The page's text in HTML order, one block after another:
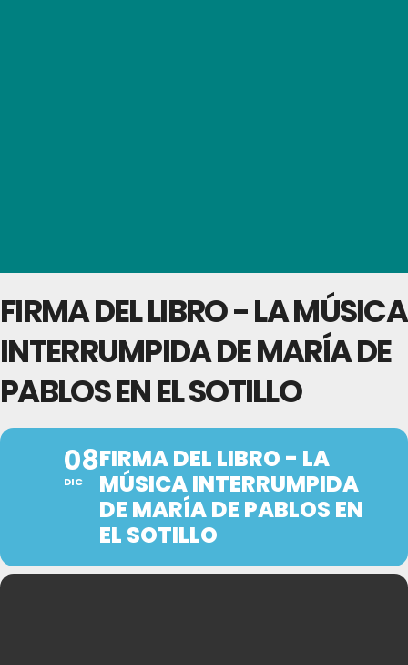
FIRMA DEL LIBRO - LA MÚSICA
INTERRUMPIDA DE MARÍA DE
PABLOS EN EL SOTILLO
08
DIC
FIRMA DEL LIBRO - LA
MÚSICA INTERRUMPIDA
DE MARÍA DE PABLOS EN
EL SOTILLO